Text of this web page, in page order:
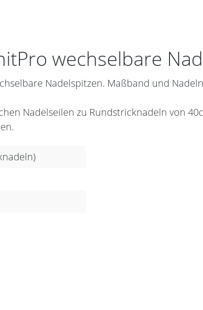
wechselbare
Nadelspitzen. Maßband und
Nadelseilen zu Rundstricknadeln von